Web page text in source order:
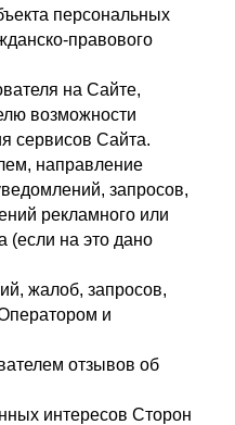
персональных
правового
на Сайте,
возможности
сервисов Сайта.
направление
запросов,
рекламного или
(если на это дано
жалоб, запросов,
и
отзывов об
интересов Сторон